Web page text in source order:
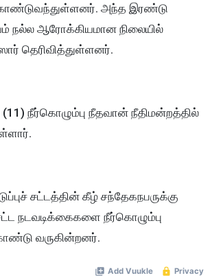
அந்த இரண்டு
நல்ல ஆரோக்கியமான நிலையில்
தெரிவித்துள்ளனர்.
நீர்கொழும்பு நீதவான் நீதிமன்றத்தில்
சட்டத்தின் கீழ் சந்தேகநபருக்கு
நடவடிக்கைகளை நீர்கொழும்பு
வருகின்றனர்.